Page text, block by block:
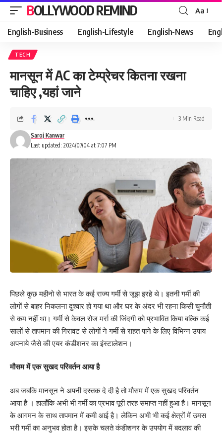
BOLLYWOOD REMIND
Font
Resizer
Aa
English-Business English-Lifestyle English-News
TECH
मानसून में AC का टेम्प्रेचर कितना रखना
चाहिए ,यहां जाने
Last updated: 2024/07/04 at 7:07 PM
Saroj Kanwar
3 Min Read
पिछले कुछ महीनो से भारत के कई राज्य गर्मी से जूझ इरहे थे। इतनी गर्मी की
लोगों से बाहर निकलना दुश्वार हो गया था और घर के अंदर भी रहना किसी चुनौती
से कम नहीं था। गर्मी से केवल रोज मर्रा की जिंदगी को प्रभावित किया बल्कि कई
सालों से तापमान की गिरावट से लोगों ने गर्मी से राहत पाने के लिए विभिन्न उपाय
अपनाये जैसे की एयर कंडीशनर का इंस्टालेशन।
मौसम में एक सुखद परिवर्तन आया है
अब जबकि मानसून ने अपनी दस्तक दे दी है तो मौसम में एक सुखद परिवर्तन
आया है । हालाँकि अभी भी गर्मी का प्रभाव पूरी तरह समाप्त नहीं हुआ है। मानसून
के आगमन के साथ तापमान में कमी आई है। लेकिन अभी भी कई क्षेत्रों में उमस
भरी गर्मी का अनुभव होता है। इसके चलते कंडीशनर के उपयोग में बदलाव की